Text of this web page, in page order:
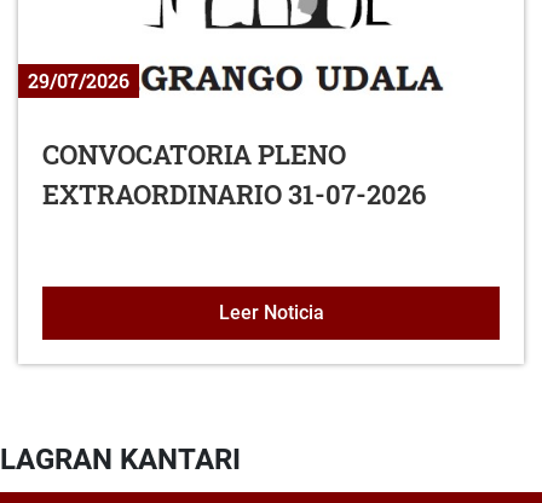
29/07/2026
CONVOCATORIA PLENO
EXTRAORDINARIO 31-07-2026
Leer NoticiaCONVOCATORIA
LAGRAN KANTARI